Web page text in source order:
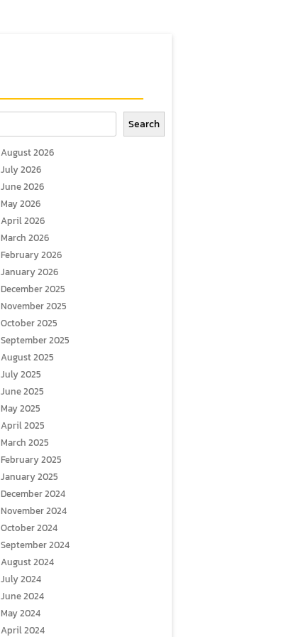
Search
August 2026
July 2026
June 2026
May 2026
April 2026
March 2026
February 2026
January 2026
December 2025
November 2025
October 2025
September 2025
August 2025
July 2025
June 2025
May 2025
April 2025
March 2025
February 2025
January 2025
December 2024
November 2024
October 2024
September 2024
August 2024
July 2024
June 2024
May 2024
April 2024